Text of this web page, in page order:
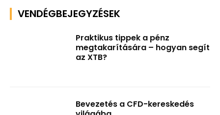
VENDÉGBEJEGYZÉSEK
Praktikus tippek a pénz
megtakarítására – hogyan segít
az XTB?
Bevezetés a CFD-kereskedés